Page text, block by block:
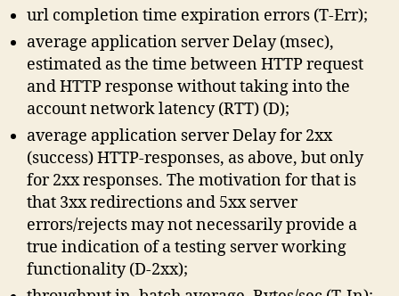
url completion time expiration errors (T-Err);
average application server Delay (msec),
estimated as the time between HTTP request
and HTTP response without taking into the
account network latency (RTT) (D);
average application server Delay for 2xx
(success) HTTP-responses, as above, but only
for 2xx responses. The motivation for that is
that 3xx redirections and 5xx server
errors/rejects may not necessarily provide a
true indication of a testing server working
functionality (D-2xx);